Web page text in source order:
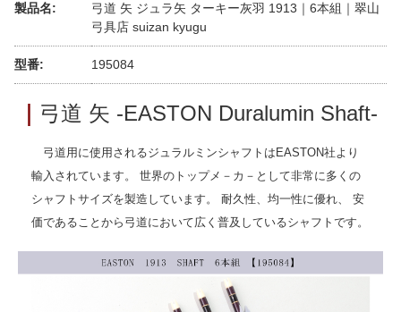
製品名:
弓道 矢 ジュラ矢 ターキー灰羽 1913｜6本組｜翠山
弓具店 suizan kyugu
型番: 195084
弓道 矢 -EASTON Duralumin Shaft-
弓道用に使用されるジュラルミンシャフトはEASTON社より
輸入されています。 世界のトップメ－カ－として非常に多くの
シャフトサイズを製造しています。 耐久性、均一性に優れ、 安
価であることから弓道において広く普及しているシャフトです。